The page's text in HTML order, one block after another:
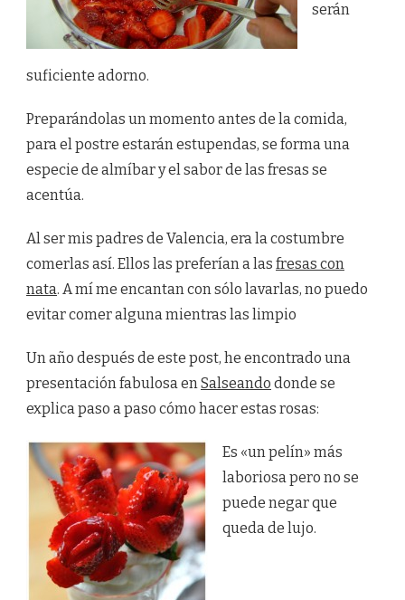
serán
suficiente adorno.
Preparándolas un momento antes de la comida,
para el postre estarán estupendas, se forma una
especie de almíbar y el sabor de las fresas se
acentúa.
Al ser mis padres de Valencia, era la costumbre
comerlas así. Ellos las preferían a las fresas con
nata. A mí me encantan con sólo lavarlas, no puedo
evitar comer alguna mientras las limpio
Un año después de este post, he encontrado una
presentación fabulosa enSalseando donde se
explica paso a paso cómo hacer estas rosas:
Es «un pelín» más
laboriosa pero no se
puede negar que
queda de lujo.